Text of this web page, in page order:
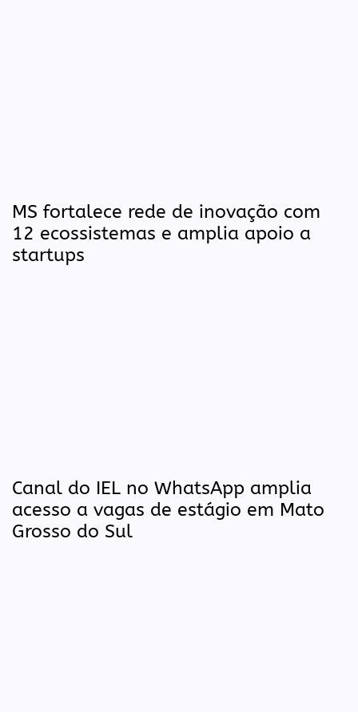
MS fortalece rede de inovação com
12 ecossistemas e amplia apoio a
startups
Canal do IEL no WhatsApp amplia
acesso a vagas de estágio em Mato
Grosso do Sul